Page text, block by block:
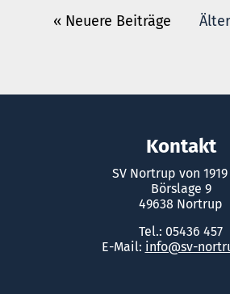
« Neuere Beiträge
Kontakt
SV Nortrup von 1919
Börslage 9
49638 Nortrup
Tel.: 05436 457
E-Mail: info@sv-